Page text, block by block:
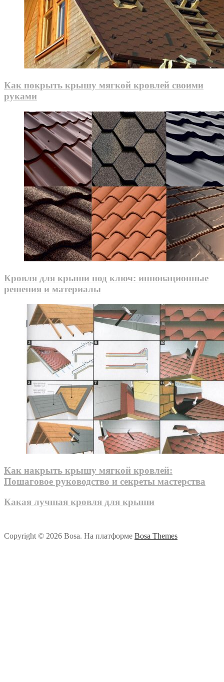
Как покрыть крышу мягкой кровлей своими
руками
Кровля для крыши под ключ: инновационные
решения и материалы
Как накрыть крышу мягкой кровлей:
Пошаговое руководство и секреты мастерства
Какая лучшая кровля для крыши
Copyright © 2026 Bosa. На платформе Bosa Themes